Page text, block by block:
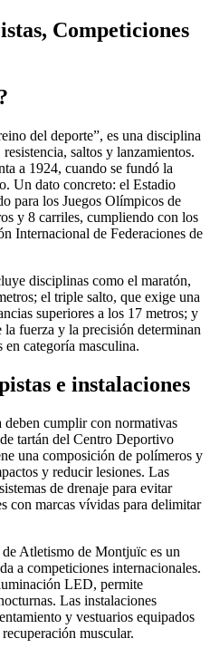
Competiciones
del deporte”, es una disciplina
saltos y lanzamientos.
a 1924, cuando se fundó la
Un dato concreto: el Estadio
para los Juegos Olímpicos de
y 8 carriles, cumpliendo con los
Internacional de Federaciones de
disciplinas como el maratón,
el triple salto, que exige una
superiores a los 17 metros; y
fuerza y la precisión determinan
en categoría masculina.
e instalaciones
deben cumplir con normativas
tartán del Centro Deportivo
una composición de polímeros y
y reducir lesiones. Las
de drenaje para evitar
con marcas vívidas para delimitar
Atletismo de Montjuïc es un
a competiciones internacionales.
LED, permite
Las instalaciones
y vestuarios equipados
muscular.